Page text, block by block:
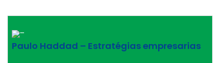
–
Paulo Haddad – Estratégias empresarias